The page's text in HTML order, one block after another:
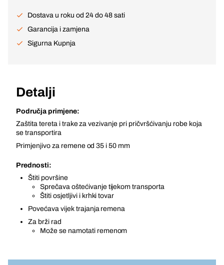
Dostava u roku od 24 do 48 sati
Garancija i zamjena
Sigurna Kupnja
Detalji
Područja primjene:
Zaštita tereta i trake za vezivanje pri pričvršćivanju robe koja
se transportira
Primjenjivo za remene od 35 i 50 mm
Prednosti:
Štiti površine
Sprečava oštećivanje tijekom transporta
Štiti osjetljivi i krhki tovar
Povećava vijek trajanja remena
Za brži rad
Može se namotati remenom